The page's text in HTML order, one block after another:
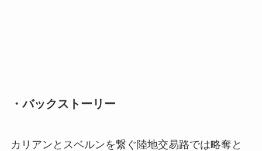
・バックストーリー
カリアンとスベルンを繋ぐ陸地交易路では略奪と